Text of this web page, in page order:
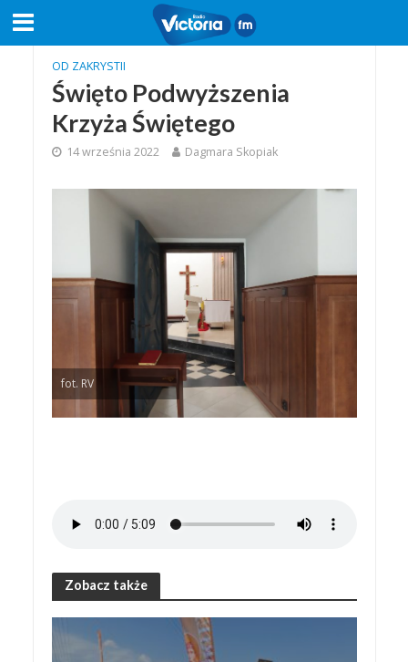
OD ZAKRYSTII
Święto Podwyższenia
Krzyża Świętego
14 września 2022 Dagmara Skopiak
fot. RV
Zobacz także